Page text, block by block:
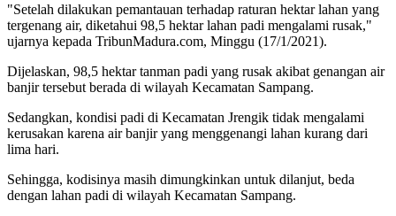
"Setelah dilakukan pemantauan terhadap raturan hektar lahan yang
tergenang air, diketahui 98,5 hektar lahan padi mengalami rusak,"
ujarnya kepada TribunMadura.com, Minggu (17/1/2021).
Dijelaskan, 98,5 hektar tanman padi yang rusak akibat genangan air
banjir tersebut berada di wilayah Kecamatan Sampang.
Sedangkan, kondisi padi di Kecamatan Jrengik tidak mengalami
kerusakan karena air banjir yang menggenangi lahan kurang dari
lima hari.
Sehingga, kodisinya masih dimungkinkan untuk dilanjut, beda
dengan lahan padi di wilayah Kecamatan Sampang.